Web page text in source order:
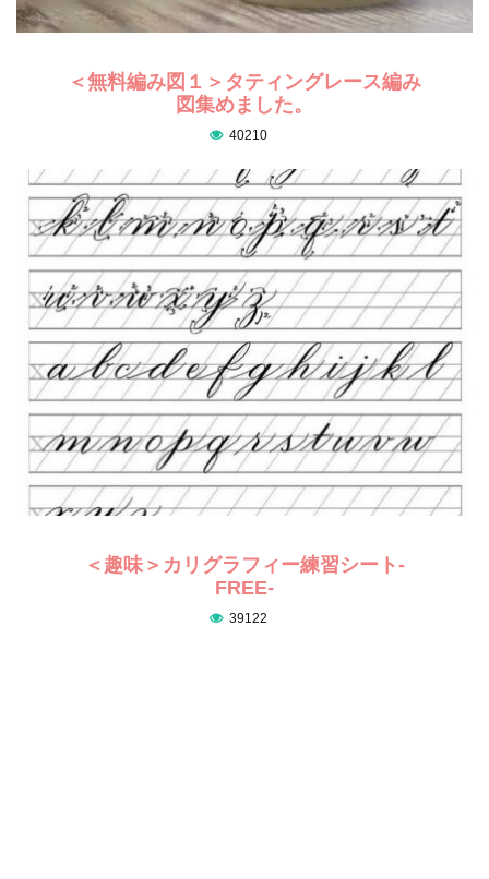
＜無料編み図１＞タティングレース編み
図集めました。
40210
＜趣味＞カリグラフィー練習シート-
FREE-
39122